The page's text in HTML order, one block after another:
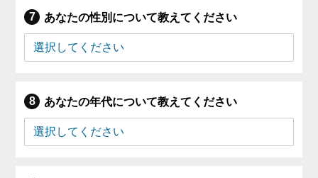
あなたの性別について教えてください
あなたの年代について教えてください